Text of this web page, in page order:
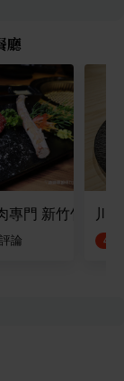
廳
專門 新竹竹北店
論 4.6